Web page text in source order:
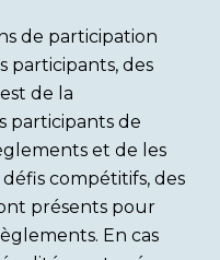
de participation
participants, des
de la
participants de
et de les
compétitifs, des
présents pour
En cas